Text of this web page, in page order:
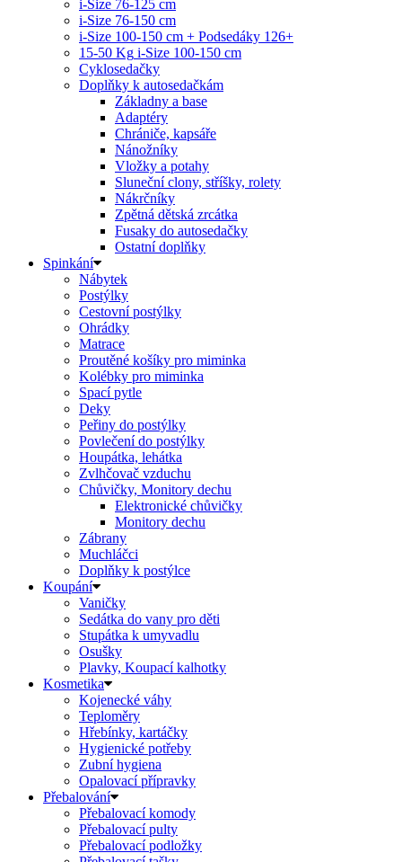
i-Size 76-125 cm
i-Size 76-150 cm
i-Size 100-150 cm + Podsedáky 126+
15-50 Kg i-Size 100-150 cm
Cyklosedačky
Doplňky k autosedačkám
Základny a base
Adaptéry
Chrániče, kapsáře
Nánožníky
Vložky a potahy
Sluneční clony, stříšky, rolety
Nákrčníky
Zpětná dětská zrcátka
Fusaky do autosedačky
Ostatní doplňky
Spinkání
Nábytek
Postýlky
Cestovní postýlky
Ohrádky
Matrace
Proutěné košíky pro miminka
Kolébky pro miminka
Spací pytle
Deky
Peřiny do postýlky
Povlečení do postýlky
Houpátka, lehátka
Zvlhčovač vzduchu
Chůvičky, Monitory dechu
Elektronické chůvičky
Monitory dechu
Zábrany
Muchláčci
Doplňky k postýlce
Koupání
Vaničky
Sedátka do vany pro děti
Stupátka k umyvadlu
Osušky
Plavky, Koupací kalhotky
Kosmetika
Kojenecké váhy
Teploměry
Hřebínky, kartáčky
Hygienické potřeby
Zubní hygiena
Opalovací přípravky
Přebalování
Přebalovací komody
Přebalovací pulty
Přebalovací podložky